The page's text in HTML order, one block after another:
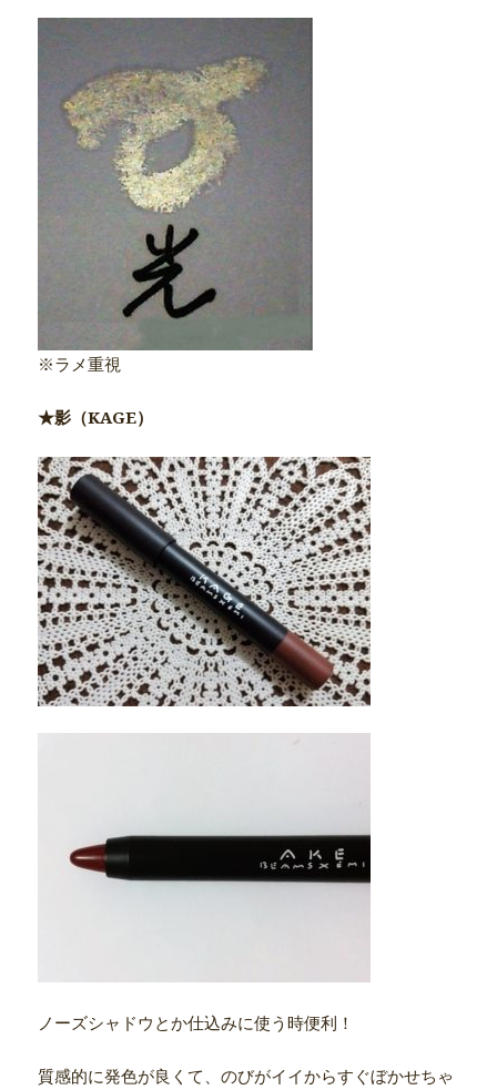
※ラメ重視
★影（KAGE）
ノーズシャドウとか仕込みに使う時便利！
質感的に発色が良くて、のびがイイからすぐぼかせちゃ